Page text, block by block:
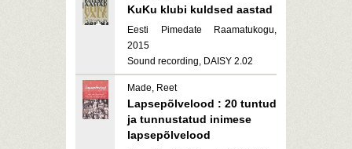
KuKu klubi kuldsed aastad
Eesti Pimedate Raamatukogu,
2015
Sound recording, DAISY 2.02
Made, Reet
Lapsepõlvelood : 20 tuntud
ja tunnustatud inimese
lapsepõlvelood